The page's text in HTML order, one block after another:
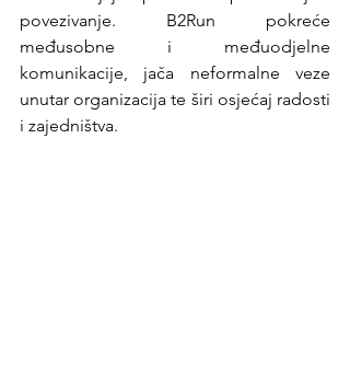
povezivanje. B2Run pokreće
međusobne i međuodjelne
komunikacije, jača neformalne veze
unutar organizacija te širi osjećaj radosti
i zajedništva.